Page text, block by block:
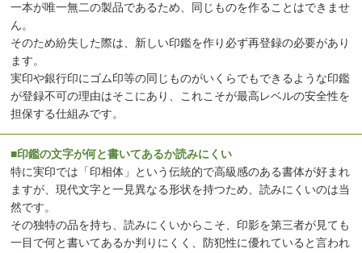
一本が唯一無二の製品であるため、同じものを作ることはできませ
ん。
そのため紛失した際は、新しい印鑑を作り必ず再登録の必要があり
ます。
実印や銀行印にゴム印等の同じものがいくらでもできるような印鑑
が登録不可の理由はそこにあり、これこそが最高レベルの安全性を
担保する仕組みです。
■印鑑の文字が何と書いてあるか読みにくい
特に実印では「印相体」という伝統的で高級感のある書体が好まれ
ますが、現代文字と一見異なる形状を持つため、読みにくいのは当
然です。
その独特の品を持ち、読みにくいからこそ、印影を第三者が見ても
一目で何と書いてあるか判りにくく、防犯性に優れていると言われ